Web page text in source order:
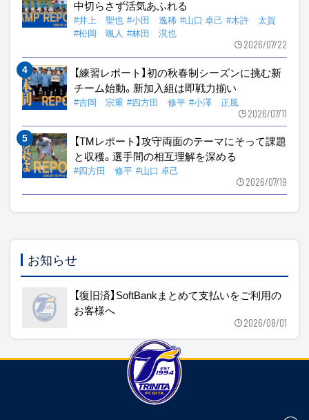
中切らさず活気あふれる
#井上 聖也 #小田 逸稀 #山口 卓己 #木許 太賀
#松岡 颯人 #林田 滉也
2026/07/22
【練習レポート】初の秋春制シーズンに挑む新
チーム始動。新加入組は即戦力揃い
#吉岡 宗重 #四方田 修平 #小澤 正風
2026/07/11
【TMレポート】攻守両面のテーマにそって課題
と収穫。選手間の相互理解を深める
#四方田 修平 #山口 卓己
2026/07/19
お知らせ
【復旧済】SoftBankまとめて支払いをご利用の
お客様へ
2026/08/01